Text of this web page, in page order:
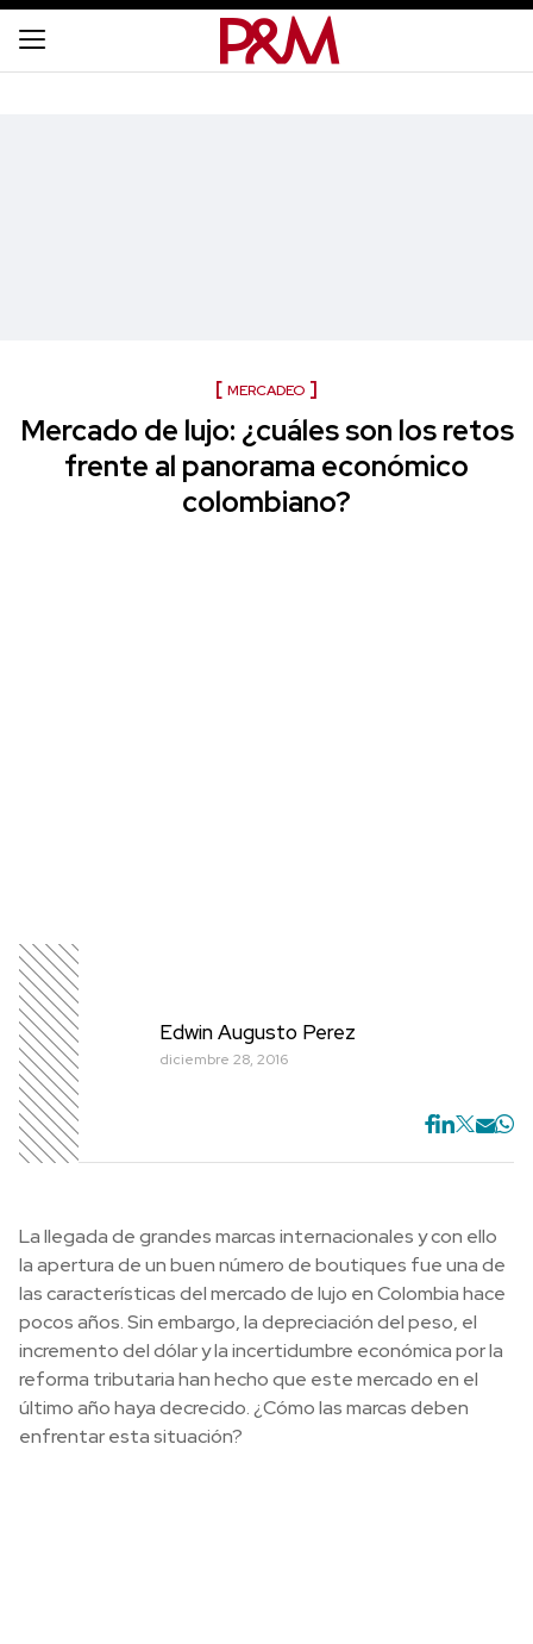
MERCADEO
Mercado de lujo: ¿cuáles son los retos
frente al panorama económico
colombiano?
Edwin Augusto Perez
diciembre 28, 2016
La llegada de grandes marcas internacionales y con ello
la apertura de un buen número de boutiques fue una de
las características del mercado de lujo en Colombia hace
pocos años. Sin embargo, la depreciación del peso, el
incremento del dólar y la incertidumbre económica por la
reforma tributaria han hecho que este mercado en el
último año haya decrecido. ¿Cómo las marcas deben
enfrentar esta situación?